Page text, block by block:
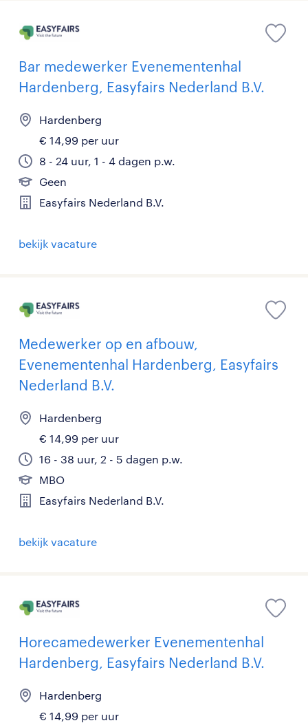
Bar medewerker Evenementenhal
Hardenberg, Easyfairs Nederland B.V.
Hardenberg
€ 14,99 per uur
8 - 24 uur, 1 - 4 dagen p.w.
Geen
Easyfairs Nederland B.V.
bekijk vacature
Medewerker op en afbouw,
Evenementenhal Hardenberg, Easyfairs
Nederland B.V.
Hardenberg
€ 14,99 per uur
16 - 38 uur, 2 - 5 dagen p.w.
MBO
Easyfairs Nederland B.V.
bekijk vacature
Horecamedewerker Evenementenhal
Hardenberg, Easyfairs Nederland B.V.
Hardenberg
€ 14,99 per uur